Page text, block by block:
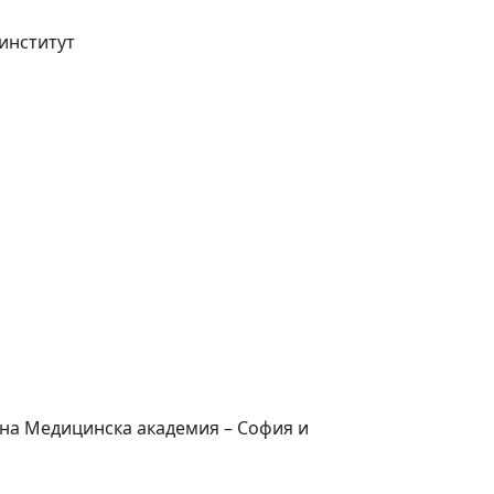
Медицинска академия – София и